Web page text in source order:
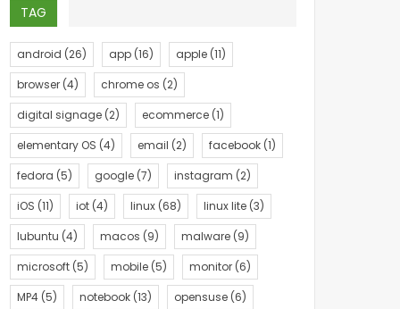
TAG
android (26) app(16) apple(11)
browser(4) chrome os (2)
digital signage(2) ecommerce(1)
elementary OS (4) email (2) facebook(1)
fedora (5) google(7) instagram (2)
iOS (11) iot(4) linux(68) linux lite(3)
lubuntu (4) macos (9) malware(9)
microsoft(5) mobile(5) monitor(6)
MP4(5) notebook(13) opensuse(6)